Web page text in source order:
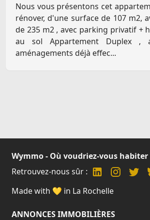
Nous vous présentons cet
rénover, d'une surface de 107 m2,
de 235 m2 , avec parking privatif +
au sol Appartement Duplex ,
aménagements déjà effec...
Wymmo - Où voudriez-vous habiter
Retrouvez-nous sûr :
Made with 💛 in La Rochelle
ANNONCES IMMOBILIÈRES